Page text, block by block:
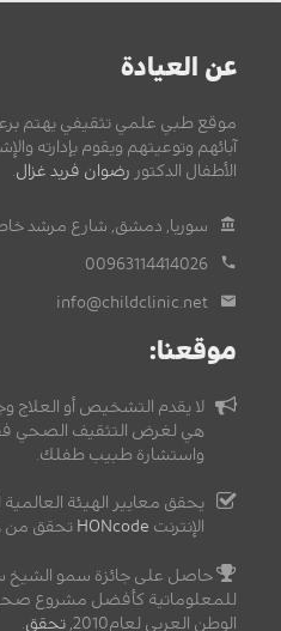
عن العيادة
موقع طبي علمي تثقيفي يهتم
آبائهم وتوعيتهم ويقوم بإدارته
الأطفال الدكتور رضوان فريد غزال.
سوريا, دمشق, شارع مرشد
00963114414026
info@childclinic.net
موقعنا:
لا يقدم التشخيص أو العلاج
هي لغرض التثقيف الصحي
واستشارة طبيب طفلك.
يحقق معايير الهيئة
الإنترنت HONcode تحقق من
حاصل على جائزة سمو الشيخ
للمعلوماتية كأفضل مشروع
الوطن العربي لعام2010,
تحقق.